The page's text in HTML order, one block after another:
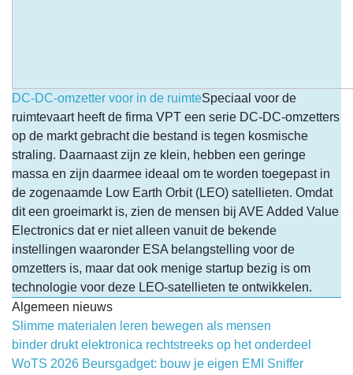
DC-DC-omzetter voor in de ruimteSpeciaal voor de
ruimtevaart heeft de firma VPT een serie DC-DC-omzetters
op de markt gebracht die bestand is tegen kosmische
straling. Daarnaast zijn ze klein, hebben een geringe
massa en zijn daarmee ideaal om te worden toegepast in
de zogenaamde Low Earth Orbit (LEO) satellieten. Omdat
dit een groeimarkt is, zien de mensen bij AVE Added Value
Electronics dat er niet alleen vanuit de bekende
instellingen waaronder ESA belangstelling voor de
omzetters is, maar dat ook menige startup bezig is om
technologie voor deze LEO-satellieten te ontwikkelen.
Algemeen nieuws
Slimme materialen leren bewegen als mensen
binder drukt elektronica rechtstreeks op het onderdeel
WoTS 2026 Beursgadget: bouw je eigen EMI Sniffer